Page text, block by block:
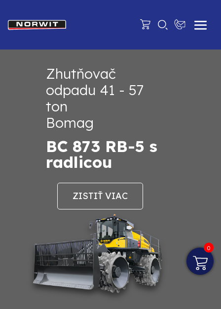
0
Zhutňovač
odpadu 41 - 57
ton
Bomag
BC 873 RB-5 s
radlicou
ZISTIŤ VIAC